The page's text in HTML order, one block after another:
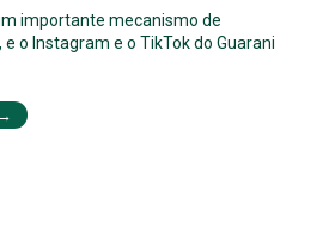
importante mecanismo de
o Instagram e o TikTok do Guarani